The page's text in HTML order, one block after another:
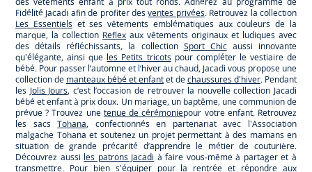
Fidélité Jacadi afin de profiter desventes privées. Retrouvez la collection
Les Essentielset ses vêtements emblématiques aux couleurs de la
marque, la collection Reflex aux vêtements originaux et ludiques avec
des détails réfléchissants, la collection Sport Chicaussi innovante
qu'élégante, ainsi que les Petits tricotspour compléter le vestiaire de
bébé. Pour passer l’automne et l’hiver au chaud, Jacadi vous propose une
collection de manteaux bébé et enfantet dechaussures d'hiver. Pendant
les Jolis Jours, c’est l’occasion de retrouver la nouvelle collection Jacadi
bébé et enfant à prix doux. Un mariage, un baptême, une communion de
prévue ? Trouvez une tenue de cérémoniepour votre enfant. Retrouvez
les sacsTohana, confectionnés en partenariat avec l'Association
malgache Tohana et soutenez un projet permettant à des mamans en
situation de grande précarité d’apprendre le métier de couturière.
Découvrez aussi les patrons Jacadi à faire vous-même à partager et à
transmettre. Pour bien s'équiper pour la rentrée et répondre aux